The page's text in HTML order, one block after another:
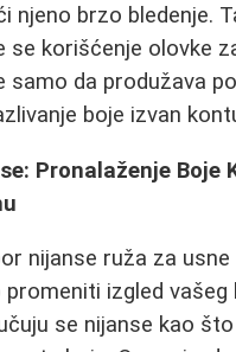
njeno brzo bledenje.
se korišćenje olovke
samo da produžava
boje izvan
Pronalaženje Boje
nijanse ruža za
izgled vašeg
se nijanse kao